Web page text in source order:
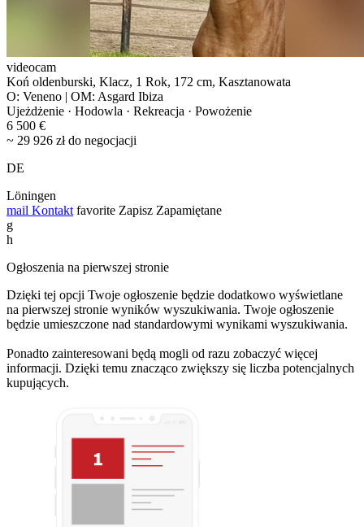
videocam
Koń oldenburski, Klacz, 1 Rok, 172 cm, Kasztanowata
O: Veneno | OM: Asgard Ibiza
Ujeżdżenie · Hodowla · Rekreacja · Powożenie
6 500 €
~ 29 926 zł do negocjacji
DE
Löningen
mail Kontakt favorite Zapisz Zapamiętane
g
h
Ogłoszenia na pierwszej stronie
Dzięki tej opcji Twoje ogłoszenie będzie dodatkowo wyświetlane
na pierwszej stronie wyników wyszukiwania. Twoje ogłoszenie
będzie umieszczone nad standardowymi wynikami wyszukiwania.
Ponadto zainteresowani będą mogli od razu zobaczyć więcej
informacji. Dzięki temu znacząco zwiększy się liczba potencjalnych
kupujących.